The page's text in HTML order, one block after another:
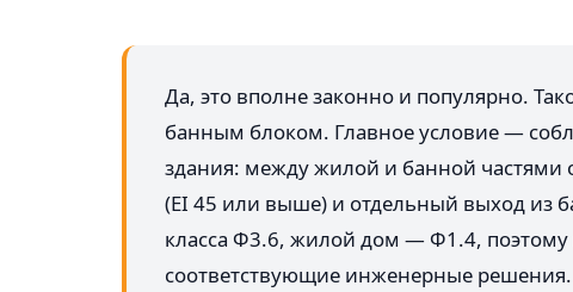
Да, это вполне законно и популярно.
банным блоком. Главное условие —
здания: между жилой и банной частями
(EI 45 или выше) и отдельный выход из
класса Ф3.6, жилой дом — Ф1.4,
соответствующие инженерные